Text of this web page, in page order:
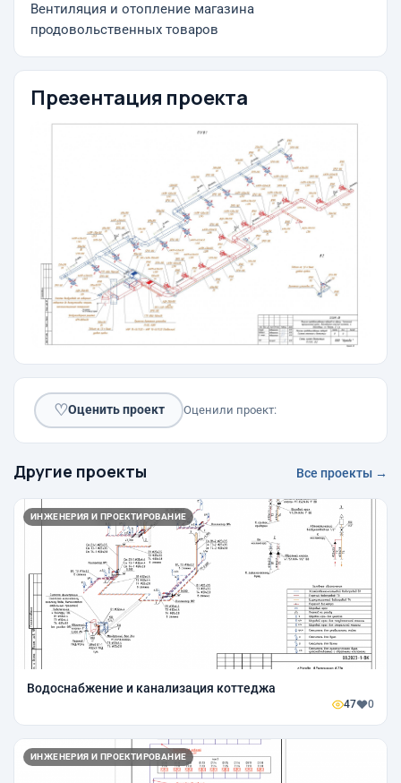
Вентиляция и отопление магазина
продовольственных товаров
Презентация проекта
♡Оценить проект Оценили проект:
Другие проекты Все проекты →
ИНЖЕНЕРИЯ И ПРОЕКТИРОВАНИЕ
Водоснабжение и канализация коттеджа
47 0
ИНЖЕНЕРИЯ И ПРОЕКТИРОВАНИЕ